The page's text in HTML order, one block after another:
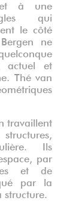
et à une
qui
le côté
ne
actuel et
Thé van
travaillent
Ils
par
et de
par la
structure.